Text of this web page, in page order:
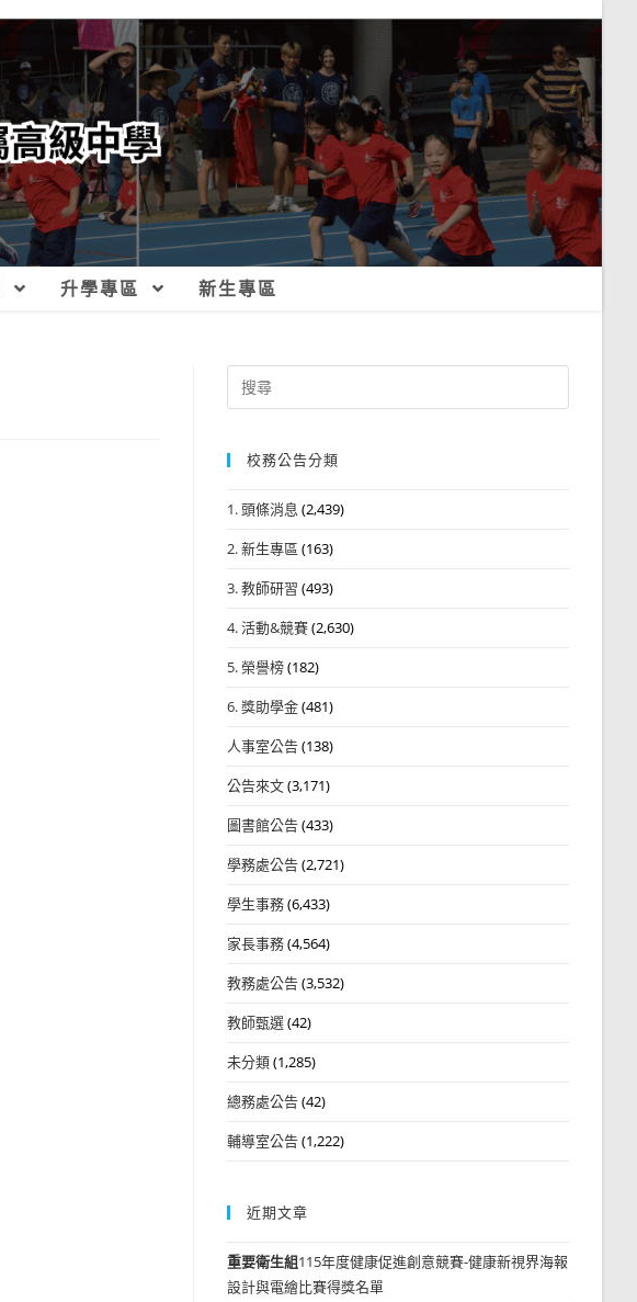
升學專區 新生專區
Search
for:
校務公告分類
1. 頭條消息 (2,439)
2. 新生專區 (163)
3. 教師研習 (493)
4. 活動&競賽(2,630)
5. 榮譽榜(182)
6. 獎助學金(481)
人事室公告(138)
公告來文(3,171)
圖書館公告(433)
學務處公告(2,721)
學生事務(6,433)
家長事務(4,564)
教務處公告(3,532)
教師甄選(42)
未分類(1,285)
總務處公告(42)
輔導室公告(1,222)
近期文章
重要衛生組115年度健康促進創意競賽-健康新視界海報
設計與電繪比賽得獎名單